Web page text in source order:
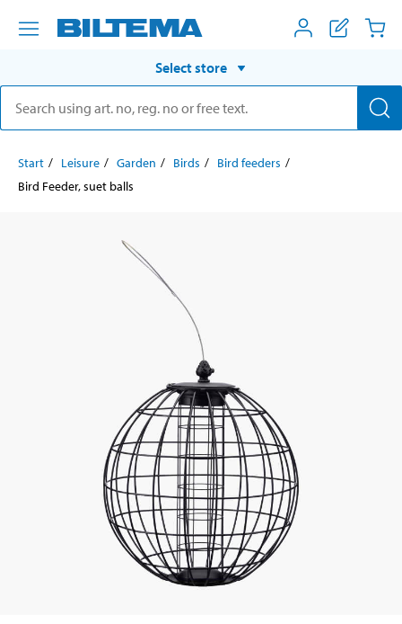
Select store
Start Leisure Garden Birds
Bird feeders
Bird Feeder, suet balls